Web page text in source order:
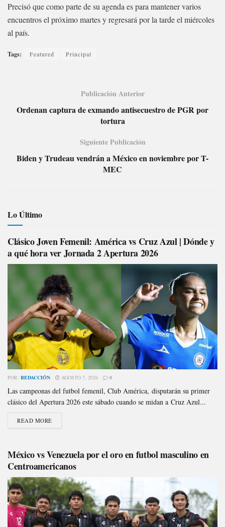
Precisó que como parte de su agenda es para mantener varios
encuentros el próximo martes y regresará por la tarde el miércoles
al país.
Tags: Featured Principal
Publicación Anterior
Ordenan captura de exmando antisecuestro de PGR por
tortura
Siguiente Publicación
Biden y Trudeau vendrán a México en noviembre por T-
MEC
Lo Último
Clásico Joven Femenil: América vs Cruz Azul | Dónde y
a qué hora ver Jornada 2 Apertura 2026
POR: REDACCIÓN AGOSTO 7, 2026 0
Las campeonas del futbol femenil, Club América, disputarán su primer
clásico del Apertura 2026 este sábado cuando se midan a Cruz Azul...
READ MORE
México vs Venezuela por el oro en futbol masculino en
Centroamericanos